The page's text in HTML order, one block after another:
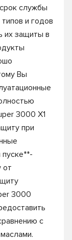
службы
и годов
их защиты в
Вы
3000 X1
при
от
3000
с